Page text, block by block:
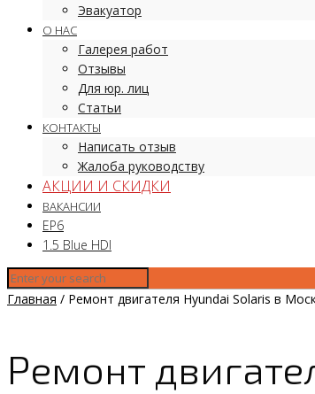
Эвакуатор
О НАС
Галерея работ
Отзывы
Для юр. лиц
Статьи
КОНТАКТЫ
Написать отзыв
Жалоба руководству
АКЦИИ И СКИДКИ
ВАКАНСИИ
EP6
1.5 Blue HDI
Главная / Ремонт двигателя Hyundai Solaris в
Ремонт